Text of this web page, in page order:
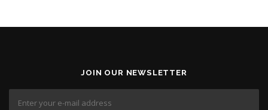
JOIN OUR NEWSLETTER